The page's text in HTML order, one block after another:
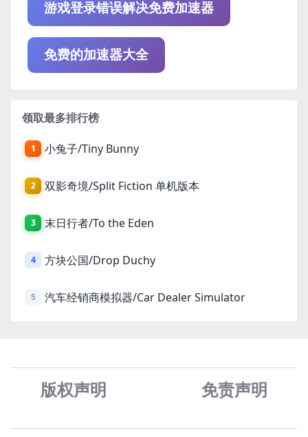
游戏登录错误解决免费加速器
免费的加速器大全
领取最多排行榜
1 小兔子/Tiny Bunny
2 双影奇境/Split Fiction 单机版本
3 末日行者/To the Eden
4 方块公国/Drop Duchy
5 汽车经销商模拟器/Car Dealer Simulator
版权声明 免责声明